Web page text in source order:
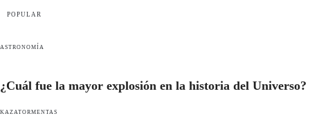
POPULAR
ASTRONOMÍA
¿Cuál fue la mayor explosión en la historia del Universo?
KAZATORMENTAS